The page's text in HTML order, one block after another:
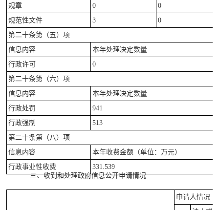
规章
0
0
规范性文件
3
0
第二十条第（五）项
信息内容
本年处理决定数量
行政许可
0
第二十条第（六）项
信息内容
本年处理决定数量
行政处罚
941
行政强制
513
第二十条第（八）项
信息内容
本年收费金额（单位：万元）
行政事业性收费
331.539
三、收到和处理政府信息公开申请情况
申请人情况